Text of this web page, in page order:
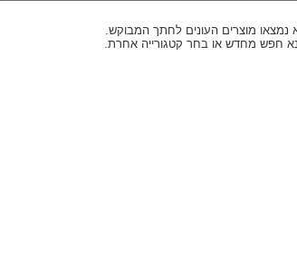
נמצאו מוצרים העונים לחתך המבוקש.
חפש מחדש או בחר קטגורייה אחרת.